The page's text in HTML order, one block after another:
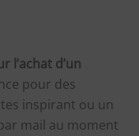
l’achat d’un
pour des
inspirant ou un
mail au moment